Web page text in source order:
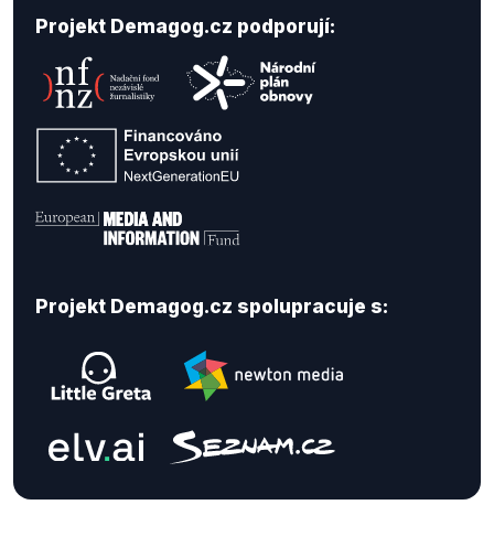
Projekt Demagog.cz podporují:
Projekt Demagog.cz spolupracuje s: